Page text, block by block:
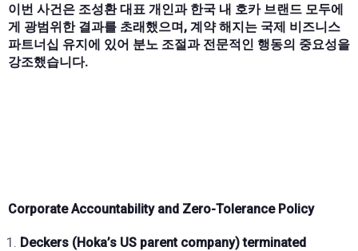
이번 사건은 조성환 대표 개인과 한국 내 호카 브랜드 모두에
게 광범위한 결과를 초래했으며, 계약 해지는 국제 비즈니스
파트너십 유지에 있어 분노 조절과 전문적인 행동의 중요성을
강조했습니다.
Corporate Accountability and Zero-Tolerance Policy
Deckers (Hoka’s US parent company) terminated